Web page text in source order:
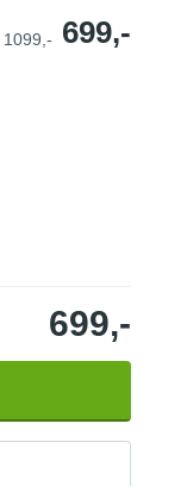
1099,- 699,-
699,-